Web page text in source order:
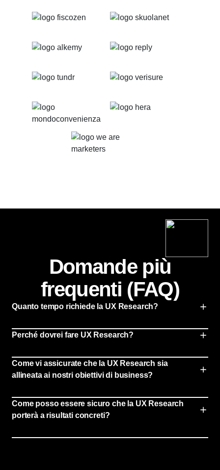
Domande più
frequenti (FAQ)
Quanto tempo richiede la UX Research?
Perché dovrei fare UX Research?
Come vi assicurate che la UX Research sia
allineata ai nostri obiettivi di business?
Come posso essere sicuro che la UX Research
porterà a risultati concreti?